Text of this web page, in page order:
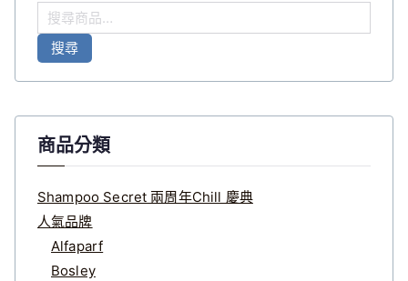
搜
尋
搜尋
商品分類
Shampoo Secret 兩周年Chill 慶典
人氣品牌
Alfaparf
Bosley